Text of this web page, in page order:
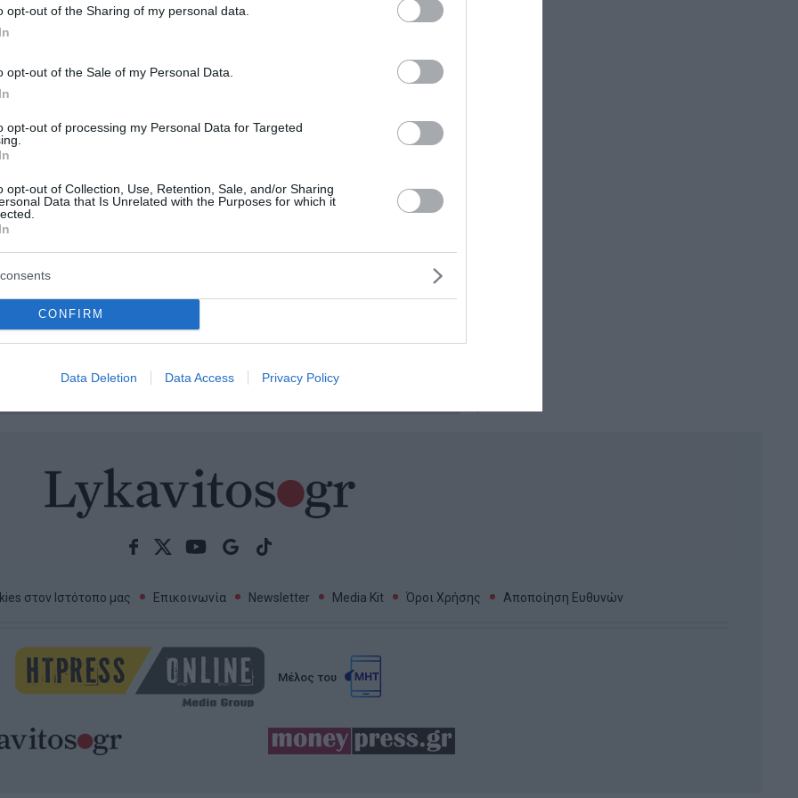
opt-out of the Sharing of my personal data.
opt-out of the Sale of my Personal Data.
opt-out of processing my Personal Data for Targeted
opt-out of Collection, Use, Retention, Sale, and/or Sharing
Data that Is Unrelated with the Purposes for which it
CONFIRM
Data Deletion Data Access Privacy Policy
στο COSMOTE
HD με 2 νέες
& νέα
της εκπομπής
του Χρόνου»
2 νέες σειρές ντοκιμαντέρ
και συμπαραγωγή
καθώς και 4 νέα
στον Ιστότοπο μας Επικοινωνία Newsletter Media Kit Όροι Χρήσης Αποποίηση Ευθυνών
Μέλος του